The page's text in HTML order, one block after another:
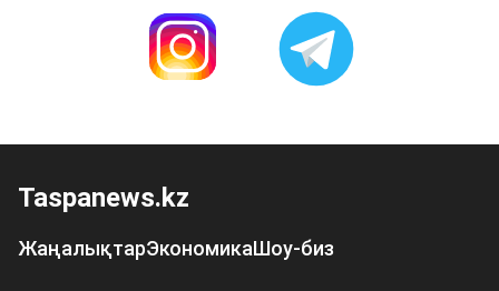
Taspanews.kz
ЖаңалықтарЭкономикаШоу-биз